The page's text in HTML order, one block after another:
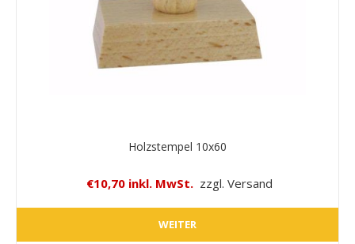
Holzstempel 10x60
€10,70 inkl. MwSt. zzgl. Versand
WEITER